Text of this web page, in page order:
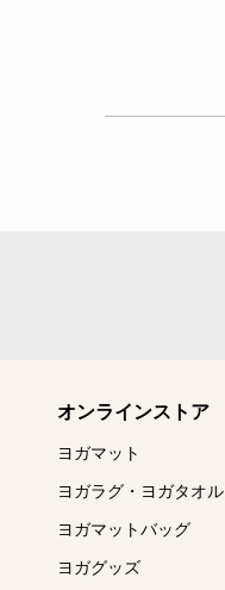
オンラインストア
ヨガマット
ヨガラグ・ヨガタオル
ヨガマットバッグ
ヨガグッズ